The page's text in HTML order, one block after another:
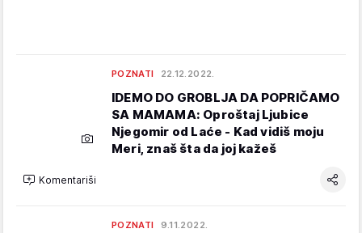
POZNATI 22.12.2022.
IDEMO DO GROBLJA DA POPRIČAMO
SA MAMAMA: Oproštaj Ljubice
Njegomir od Laće - Kad vidiš moju
Meri, znaš šta da joj kažeš
Komentariši
POZNATI 9.11.2022.